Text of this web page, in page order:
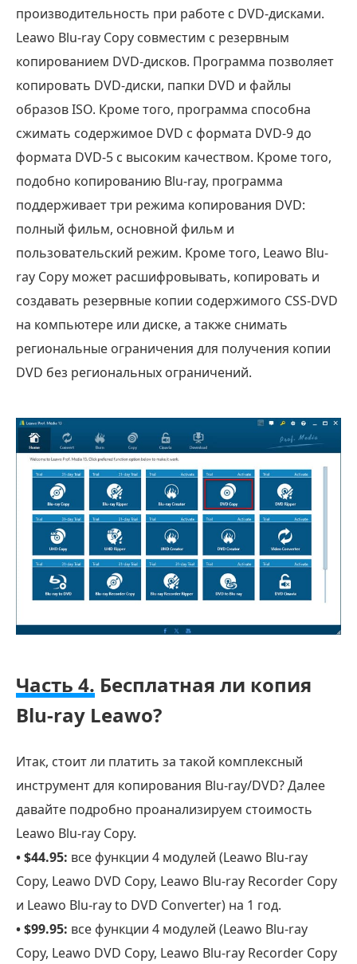
производительность при работе с DVD-дисками.
Leawo Blu-ray Copy совместим с резервным
копированием DVD-дисков. Программа позволяет
копировать DVD-диски, папки DVD и файлы
образов ISO. Кроме того, программа способна
сжимать содержимое DVD с формата DVD-9 до
формата DVD-5 с высоким качеством. Кроме того,
подобно копированию Blu-ray, программа
поддерживает три режима копирования DVD:
полный фильм, основной фильм и
пользовательский режим. Кроме того, Leawo Blu-
ray Copy может расшифровывать, копировать и
создавать резервные копии содержимого CSS-DVD
на компьютере или диске, а также снимать
региональные ограничения для получения копии
DVD без региональных ограничений.
Часть 4. Бесплатная ли копия
Blu-ray Leawo?
Итак, стоит ли платить за такой комплексный
инструмент для копирования Blu-ray/DVD? Далее
давайте подробно проанализируем стоимость
Leawo Blu-ray Copy.
• $44.95: все функции 4 модулей (Leawo Blu-ray
Copy, Leawo DVD Copy, Leawo Blu-ray Recorder Copy
и Leawo Blu-ray to DVD Converter) на 1 год.
• $99.95: все функции 4 модулей (Leawo Blu-ray
Copy, Leawo DVD Copy, Leawo Blu-ray Recorder Copy